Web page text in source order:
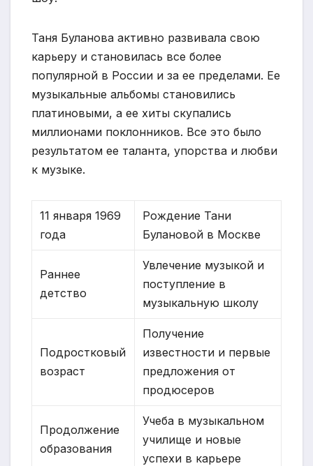
Таня Буланова активно развивала свою
карьеру и становилась все более
популярной в России и за ее пределами. Ее
музыкальные альбомы становились
платиновыми, а ее хиты скупались
миллионами поклонников. Все это было
результатом ее таланта, упорства и любви
к музыке.
11 января 1969
года
Рождение Тани
Булановой в Москве
Раннее
детство
Увлечение музыкой и
поступление в
музыкальную школу
Подростковый
возраст
Получение
известности и первые
предложения от
продюсеров
Продолжение
образования
Учеба в музыкальном
училище и новые
успехи в карьере